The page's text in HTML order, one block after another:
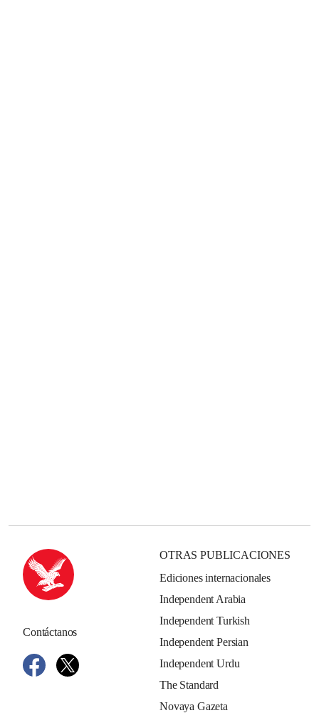
Contáctanos
OTRAS PUBLICACIONES
Ediciones internacionales
Independent Arabia
Independent Turkish
Independent Persian
Independent Urdu
The Standard
Novaya Gazeta